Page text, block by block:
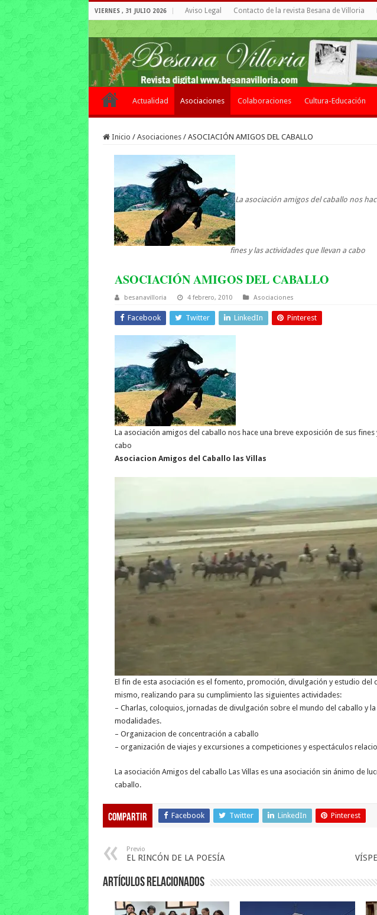
VIERNES , 31 JULIO 2026 Aviso Legal Contacto de la revista Besana de Villoria
Actualidad Asociaciones Colaboraciones Cultura-Educación
Inicio / Asociaciones / ASOCIACIÓN AMIGOS DEL CABALLO
La asociación amigos del caballo nos
fines y las actividades que llevan a cabo
ASOCIACIÓN AMIGOS DEL CABALLO
besanavilloria 4 febrero, 2010 Asociaciones
Facebook Twitter LinkedIn Pinterest
La asociación amigos del caballo nos hace una breve exposición de sus fines
cabo
Asociacion Amigos del Caballo las Villas
El fin de esta asociación es el fomento, promoción, divulgación y estudio del
mismo, realizando para su cumplimiento las siguientes actividades:
– Charlas, coloquios, jornadas de divulgación sobre el mundo del caballo y
modalidades.
– Organizacion de concentración a caballo
– organización de viajes y excursiones a competiciones y espectáculos
La asociación Amigos del caballo Las Villas es una asociación sin ánimo de
caballo.
Compartir Facebook Twitter LinkedIn Pinterest
Previo
EL RINCÓN DE LA POESÍA
Artículos relacionados